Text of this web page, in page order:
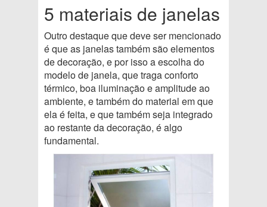
5 materiais de janelas
Outro destaque que deve ser mencionado
é que as janelas também são elementos
de decoração, e por isso a escolha do
modelo de janela, que traga conforto
térmico, boa iluminação e amplitude ao
ambiente, e também do material em que
ela é feita, e que também seja integrado
ao restante da decoração, é algo
fundamental.